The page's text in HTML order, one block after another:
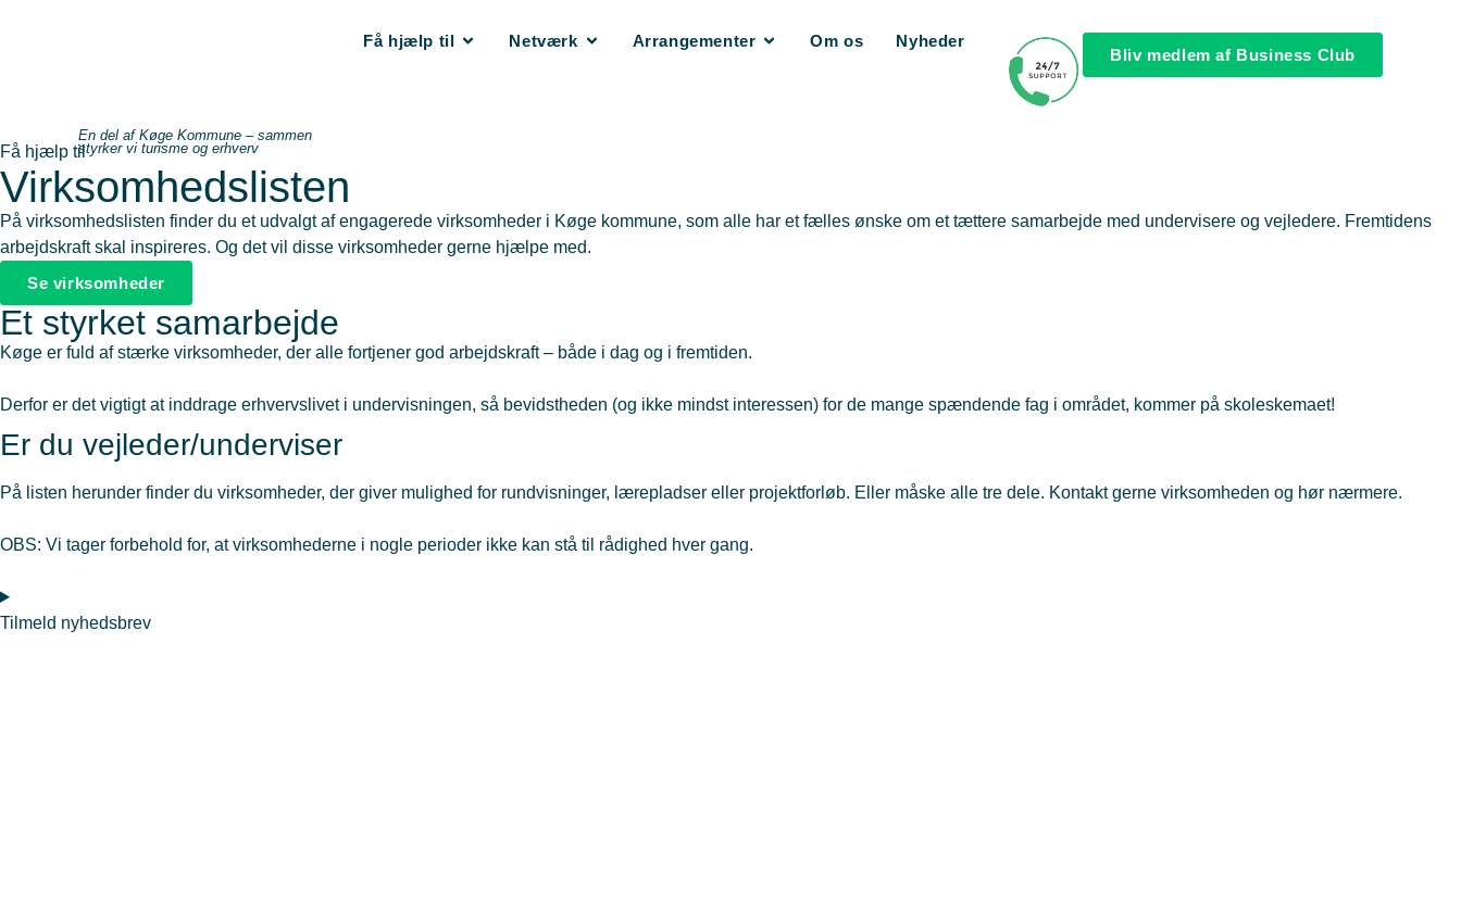
En del af Køge Kommune – sammen
styrker vi turisme og erhverv
Få hjælp til Netværk Arrangementer Om os Nyheder
Bliv medlem af Business Club
Få hjælp til
Virksomhedslisten
På virksomhedslisten finder du et udvalgt af engagerede virksomheder i Køge kommune, som alle har et fælles ønske om et tættere samarbejde med undervisere og vejledere. Fremtidens
arbejdskraft skal inspireres. Og det vil disse virksomheder gerne hjælpe med.
Se virksomheder
Et styrket samarbejde
Køge er fuld af stærke virksomheder, der alle fortjener god arbejdskraft – både i dag og i fremtiden.
Derfor er det vigtigt at inddrage erhvervslivet i undervisningen, så bevidstheden (og ikke mindst interessen) for de mange spændende fag i området, kommer på skoleskemaet!
Er du vejleder/underviser
På listen herunder finder du virksomheder, der giver mulighed for rundvisninger, lærepladser eller projektforløb. Eller måske alle tre dele. Kontakt gerne virksomheden og hør nærmere.
OBS: Vi tager forbehold for, at virksomhederne i nogle perioder ikke kan stå til rådighed hver gang.
Tilmeld nyhedsbrev